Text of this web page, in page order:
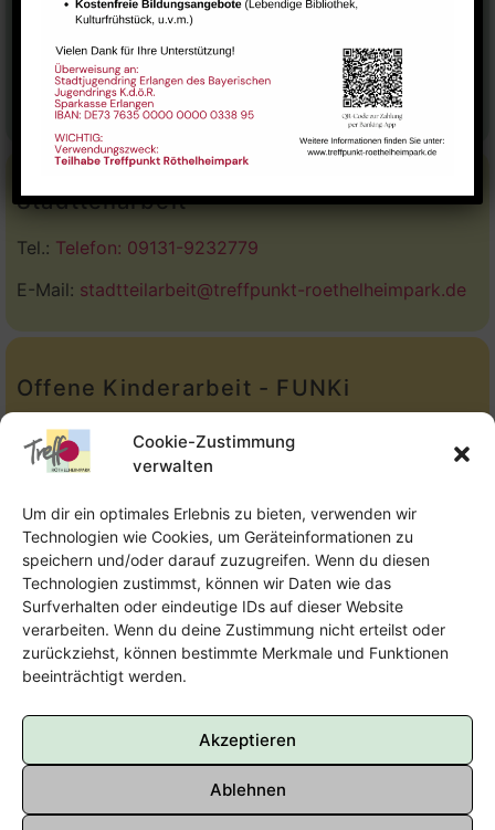
Cookie-Zustimmung
verwalten
Um dir ein optimales Erlebnis zu bieten, verwenden wir
Technologien wie Cookies, um Geräteinformationen zu
speichern und/oder darauf zuzugreifen. Wenn du diesen
Technologien zustimmst, können wir Daten wie das
Surfverhalten oder eindeutige IDs auf dieser Website
verarbeiten. Wenn du deine Zustimmung nicht erteilst oder
zurückziehst, können bestimmte Merkmale und Funktionen
beeinträchtigt werden.
Akzeptieren
Ablehnen
Stadtteilhaus
09131-9232777
E-Mail:leitung@treffpunkt-roethelheimpark.de
Stadtteilarbeit
Tel.: Telefon: 09131-9232779
E-Mail: stadtteilarbeit@treffpunkt-roethelheimpark.de
Offene Kinderarbeit - FUNKi
Tel.:Telefon: 09131-610749
E-Mail:oka@treffpunkt-roethelheimpark.de
Offene Jugendarbeit - Easthouse
Tel:
09131–302259
E-Mail:oja@treffpunkt-roethelheimpark.de